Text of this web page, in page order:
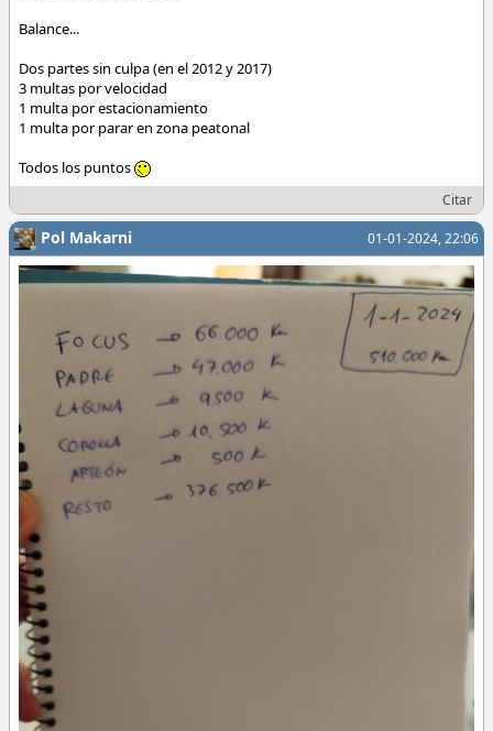
Balance...
Dos partes sin culpa (en el 2012 y 2017)
3 multas por velocidad
1 multa por estacionamiento
1 multa por parar en zona peatonal
Todos los puntos
Citar
01-01-2024, 22:06
Pol Makarni